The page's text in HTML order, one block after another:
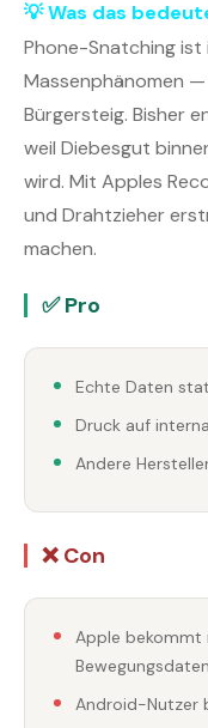
💡 Was das
Phone-Snatching ist
Massenphänomen —
Bürgersteig. Bisher
weil Diebesgut
wird. Mit Apples
und Drahtzieher
machen.
✅ Pro
Echte Daten
Druck auf
Andere
❌ Con
Apple bekommt
Bewegungsdaten
Android-Nutzer